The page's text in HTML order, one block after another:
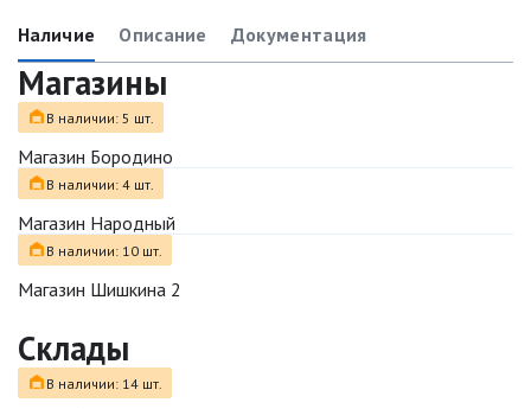
Наличие Описание Документация
Магазины
В наличии: 5 шт.
Магазин Бородино
В наличии: 4 шт.
Магазин Народный
В наличии: 10 шт.
Магазин Шишкина 2
Склады
В наличии: 14 шт.